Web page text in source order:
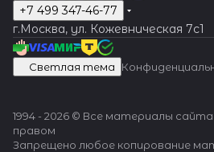
+7 499 347-46-77
г.Москва, ул. Кожевническая 7c1
Светлая тема
1994 - 2026 © Все материалы
правом
Запрещено любое копирование